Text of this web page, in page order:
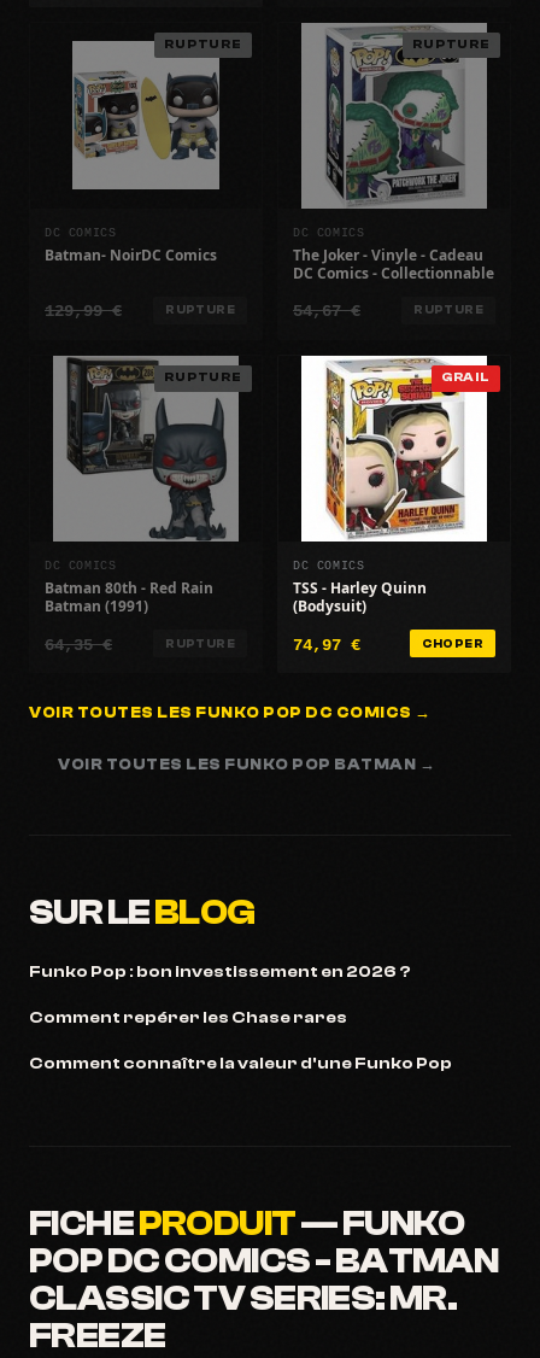
RUPTURE
DC COMICS
Batman- NoirDC Comics
129,99 € RUPTURE
RUPTURE
DC COMICS
The Joker - Vinyle - Cadeau
DC Comics - Collectionnable
54,67 € RUPTURE
RUPTURE
DC COMICS
Batman 80th - Red Rain
Batman (1991)
64,35 € RUPTURE
GRAIL
DC COMICS
TSS - Harley Quinn
(Bodysuit)
74,97 € CHOPER
VOIR TOUTES LES FUNKO POP DC COMICS →
VOIR TOUTES LES FUNKO POP BATMAN →
SUR LEBLOG
Funko Pop : bon investissement en 2026 ?
Comment repérer les Chase rares
Comment connaître la valeur d'une Funko Pop
FICHEPRODUIT— FUNKO
POP DC COMICS - BATMAN
CLASSIC TV SERIES: MR.
FREEZE